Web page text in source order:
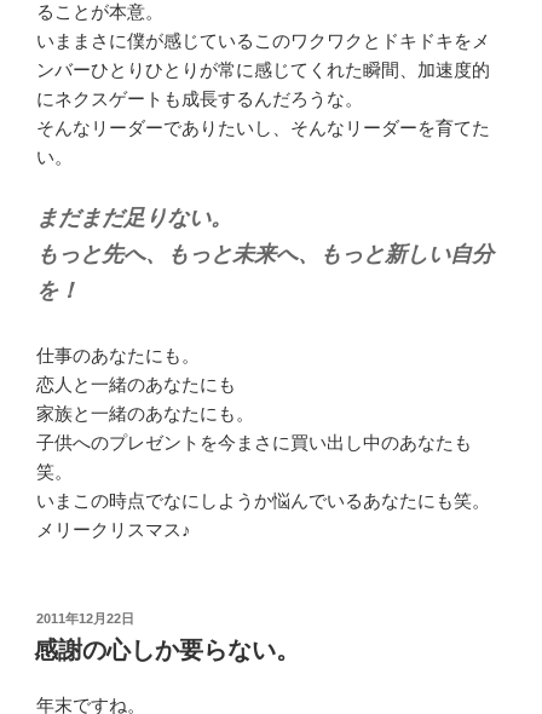
ることが本意。
いままさに僕が感じているこのワクワクとドキドキをメ
ンバーひとりひとりが常に感じてくれた瞬間、加速度的
にネクスゲートも成長するんだろうな。
そんなリーダーでありたいし、そんなリーダーを育てた
い。
まだまだ足りない。
もっと先へ、もっと未来へ、もっと新しい自分
を！
仕事のあなたにも。
恋人と一緒のあなたにも
家族と一緒のあなたにも。
子供へのプレゼントを今まさに買い出し中のあなたも
笑。
いまこの時点でなにしようか悩んでいるあなたにも笑。
メリークリスマス♪
投
稿
日:
2011年12月22日
感謝の心しか要らない。
年末ですね。